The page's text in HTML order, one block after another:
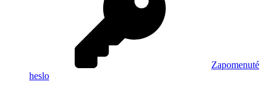
Zapomenuté
heslo